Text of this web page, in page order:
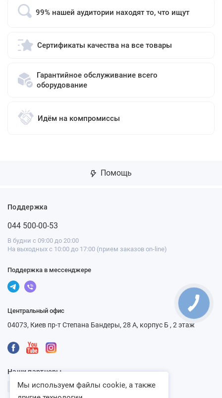
99% нашей аудитории находят то, что ищут
Сертификаты качества на все товары
Гарантийное обслуживание всего
оборудование
Идём на компромиссы
Помощь
Поддержка
044 500-00-53
В будни с 09:00 до 20:00
На выходных с 10:00 до 17:00 (прием заказов on-line)
Поддержка в мессенджере
Центральный офис
04073, Киев пр-т Степана Бандеры, 28 А, корпус Б , 2 этаж
Наши партнеры
Мы используем файлы cookie, а также